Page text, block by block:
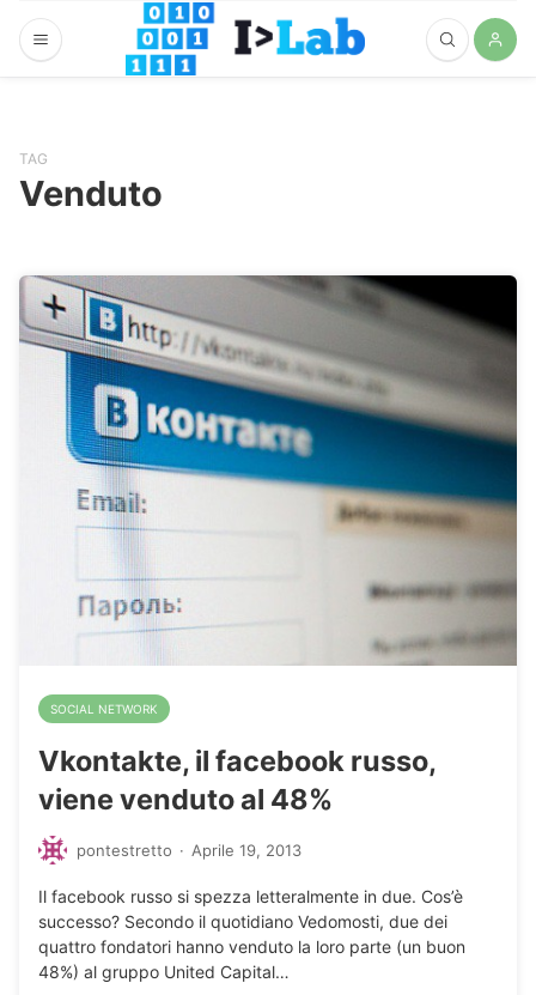
TAG
Venduto
SOCIAL NETWORK
Vkontakte, il facebook russo,
viene venduto al 48%
pontestretto · Aprile 19, 2013
Il facebook russo si spezza letteralmente in due. Cos’è
successo? Secondo il quotidiano Vedomosti, due dei
quattro fondatori hanno venduto la loro parte (un buon
48%) al gruppo United Capital…